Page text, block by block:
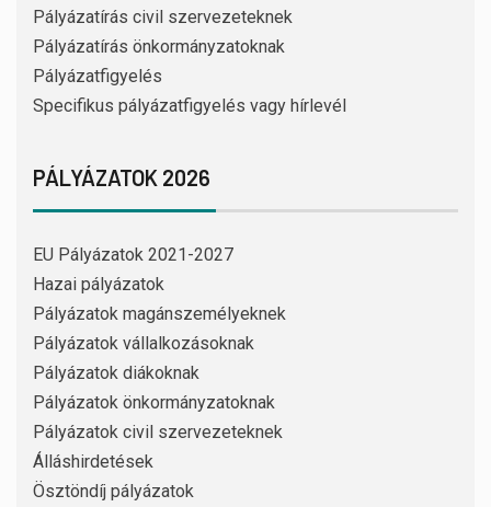
Pályázatírás civil szervezeteknek
Pályázatírás önkormányzatoknak
Pályázatfigyelés
Specifikus pályázatfigyelés vagy hírlevél
PÁLYÁZATOK 2026
EU Pályázatok 2021-2027
Hazai pályázatok
Pályázatok magánszemélyeknek
Pályázatok vállalkozásoknak
Pályázatok diákoknak
Pályázatok önkormányzatoknak
Pályázatok civil szervezeteknek
Álláshirdetések
Ösztöndíj pályázatok